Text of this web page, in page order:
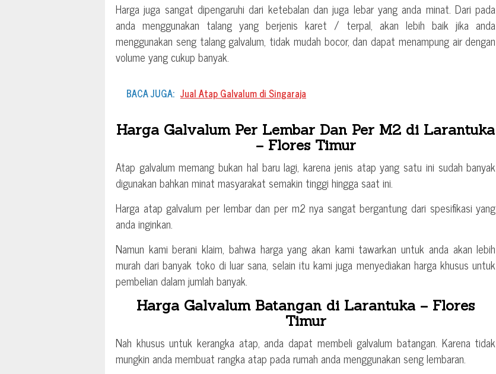
Harga juga sangat dipengaruhi dari ketebalan dan juga lebar yang anda minat. Dari pada
anda menggunakan talang yang berjenis karet / terpal, akan lebih baik jika anda
menggunakan seng talang galvalum, tidak mudah bocor, dan dapat menampung air dengan
volume yang cukup banyak.
BACA JUGA: Jual Atap Galvalum di Singaraja
Harga Galvalum Per Lembar Dan Per M2 di Larantuka
– Flores Timur
Atap galvalum memang bukan hal baru lagi, karena jenis atap yang satu ini sudah banyak
digunakan bahkan minat masyarakat semakin tinggi hingga saat ini.
Harga atap galvalum per lembar dan per m2 nya sangat bergantung dari spesifikasi yang
anda inginkan.
Namun kami berani klaim, bahwa harga yang akan kami tawarkan untuk anda akan lebih
murah dari banyak toko di luar sana, selain itu kami juga menyediakan harga khusus untuk
pembelian dalam jumlah banyak.
Harga Galvalum Batangan di Larantuka – Flores
Timur
Nah khusus untuk kerangka atap, anda dapat membeli galvalum batangan. Karena tidak
mungkin anda membuat rangka atap pada rumah anda menggunakan seng lembaran.